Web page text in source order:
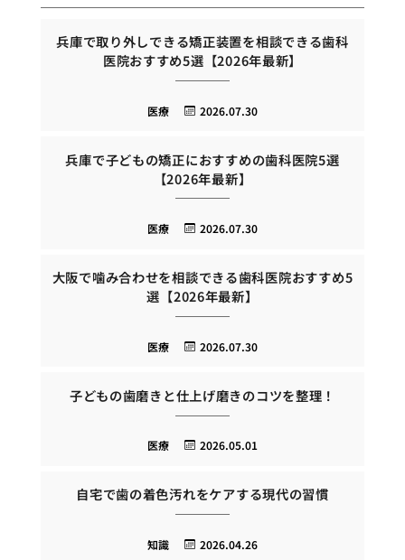
兵庫で取り外しできる矯正装置を相談できる歯科
医院おすすめ5選【2026年最新】
2026.07.30
医療
兵庫で子どもの矯正におすすめの歯科医院5選
【2026年最新】
2026.07.30
医療
大阪で噛み合わせを相談できる歯科医院おすすめ5
選【2026年最新】
2026.07.30
医療
子どもの歯磨きと仕上げ磨きのコツを整理！
2026.05.01
医療
自宅で歯の着色汚れをケアする現代の習慣
2026.04.26
知識